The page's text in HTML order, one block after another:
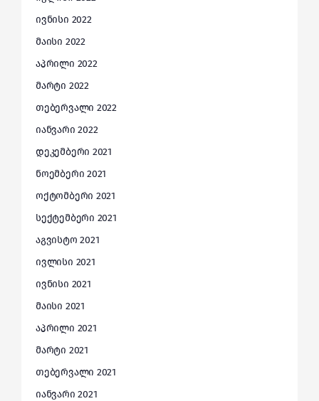
ივნისი 2022
მაისი 2022
აპრილი 2022
მარტი 2022
თებერვალი 2022
იანვარი 2022
დეკემბერი 2021
ნოემბერი 2021
ოქტომბერი 2021
სექტემბერი 2021
აგვისტო 2021
ივლისი 2021
ივნისი 2021
მაისი 2021
აპრილი 2021
მარტი 2021
თებერვალი 2021
იანვარი 2021